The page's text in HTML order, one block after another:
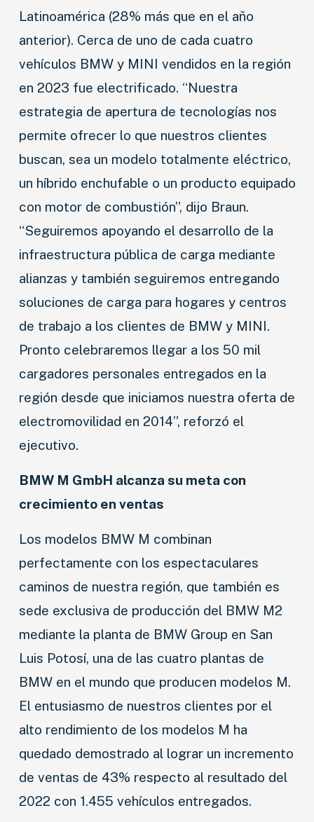
Latinoamérica (28% más que en el año
anterior). Cerca de uno de cada cuatro
vehículos BMW y MINI vendidos en la región
en 2023 fue electrificado. “Nuestra
estrategia de apertura de tecnologías nos
permite ofrecer lo que nuestros clientes
buscan, sea un modelo totalmente eléctrico,
un híbrido enchufable o un producto equipado
con motor de combustión”, dijo Braun.
“Seguiremos apoyando el desarrollo de la
infraestructura pública de carga mediante
alianzas y también seguiremos entregando
soluciones de carga para hogares y centros
de trabajo a los clientes de BMW y MINI.
Pronto celebraremos llegar a los 50 mil
cargadores personales entregados en la
región desde que iniciamos nuestra oferta de
electromovilidad en 2014”, reforzó el
ejecutivo.
BMW M GmbH alcanza su meta con
crecimiento en ventas
Los modelos BMW M combinan
perfectamente con los espectaculares
caminos de nuestra región, que también es
sede exclusiva de producción del BMW M2
mediante la planta de BMW Group en San
Luis Potosí, una de las cuatro plantas de
BMW en el mundo que producen modelos M.
El entusiasmo de nuestros clientes por el
alto rendimiento de los modelos M ha
quedado demostrado al lograr un incremento
de ventas de 43% respecto al resultado del
2022 con 1.455 vehículos entregados.